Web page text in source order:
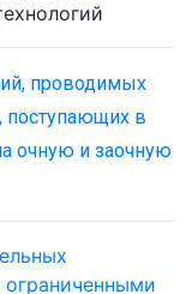
проводимых
поступающих в
очную и заочную